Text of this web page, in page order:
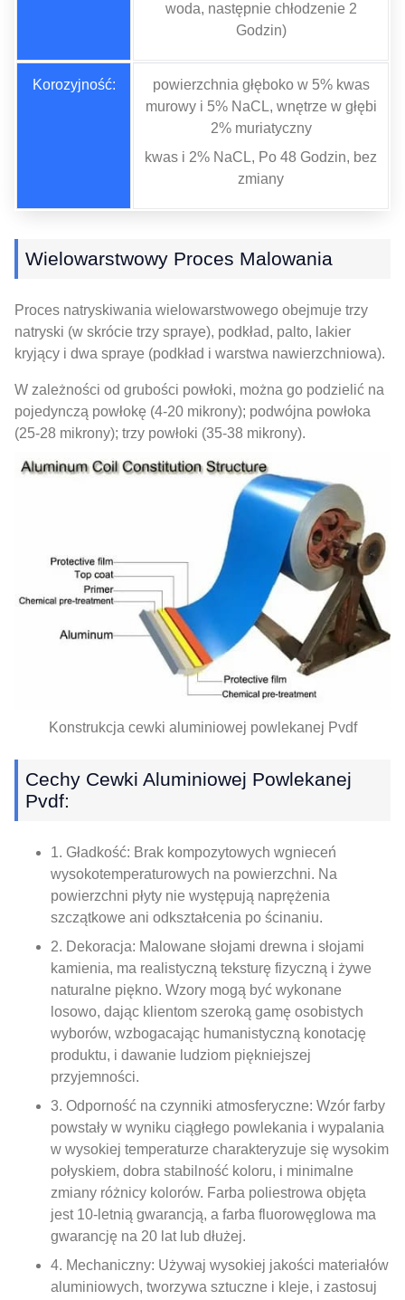
woda, następnie chłodzenie 2
Godzin)
Korozyjność:
powierzchnia głęboko w 5% kwas
murowy i 5% NaCL, wnętrze w głębi
2% muriatyczny
kwas i 2% NaCL, Po 48 Godzin, bez
zmiany
Wielowarstwowy Proces Malowania
Proces natryskiwania wielowarstwowego obejmuje trzy
natryski (w skrócie trzy spraye), podkład, palto, lakier
kryjący i dwa spraye (podkład i warstwa nawierzchniowa).
W zależności od grubości powłoki, można go podzielić na
pojedynczą powłokę (4-20 mikrony); podwójna powłoka
(25-28 mikrony); trzy powłoki (35-38 mikrony).
Konstrukcja cewki aluminiowej powlekanej Pvdf
Cechy Cewki Aluminiowej Powlekanej
Pvdf:
1. Gładkość: Brak kompozytowych wgnieceń
wysokotemperaturowych na powierzchni. Na
powierzchni płyty nie występują naprężenia
szczątkowe ani odkształcenia po ścinaniu.
2. Dekoracja: Malowane słojami drewna i słojami
kamienia, ma realistyczną teksturę fizyczną i żywe
naturalne piękno. Wzory mogą być wykonane
losowo, dając klientom szeroką gamę osobistych
wyborów, wzbogacając humanistyczną konotację
produktu, i dawanie ludziom piękniejszej
przyjemności.
3. Odporność na czynniki atmosferyczne: Wzór farby
powstały w wyniku ciągłego powlekania i wypalania
w wysokiej temperaturze charakteryzuje się wysokim
połyskiem, dobra stabilność koloru, i minimalne
zmiany różnicy kolorów. Farba poliestrowa objęta
jest 10-letnią gwarancją, a farba fluorowęglowa ma
gwarancję na 20 lat lub dłużej.
4. Mechaniczny: Używaj wysokiej jakości materiałów
aluminiowych, tworzywa sztuczne i kleje, i zastosuj